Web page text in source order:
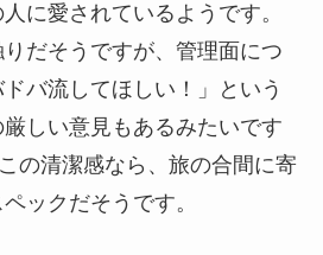
に愛されているようです。
だそうですが、管理面につ
バ流してほしい！」という
しい意見もあるみたいです
の清潔感なら、旅の合間に寄
ックだそうです。